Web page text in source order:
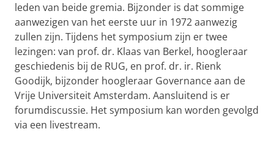
leden van beide gremia. Bijzonder is dat sommige
aanwezigen van het eerste uur in 1972 aanwezig
zullen zijn. Tijdens het symposium zijn er twee
lezingen: van prof. dr. Klaas van Berkel, hoogleraar
geschiedenis bij de RUG, en prof. dr. ir. Rienk
Goodijk, bijzonder hoogleraar Governance aan de
Vrije Universiteit Amsterdam. Aansluitend is er
forumdiscussie. Het symposium kan worden gevolgd
via een livestream.